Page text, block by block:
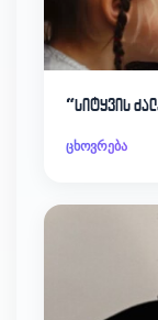
“სიტყვის
ცხოვრება